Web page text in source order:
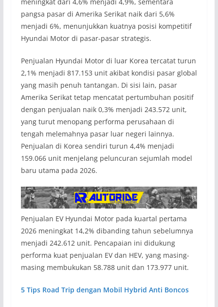
meningkat dari 4,6% menjadi 4,9%, sementara
pangsa pasar di Amerika Serikat naik dari 5,6%
menjadi 6%, menunjukkan kuatnya posisi kompetitif
Hyundai Motor di pasar-pasar strategis.
Penjualan Hyundai Motor di luar Korea tercatat turun
2,1% menjadi 817.153 unit akibat kondisi pasar global
yang masih penuh tantangan. Di sisi lain, pasar
Amerika Serikat tetap mencatat pertumbuhan positif
dengan penjualan naik 0,3% menjadi 243.572 unit,
yang turut menopang performa perusahaan di
tengah melemahnya pasar luar negeri lainnya.
Penjualan di Korea sendiri turun 4,4% menjadi
159.066 unit menjelang peluncuran sejumlah model
baru utama pada 2026.
Penjualan EV Hyundai Motor pada kuartal pertama
2026 meningkat 14,2% dibanding tahun sebelumnya
menjadi 242.612 unit. Pencapaian ini didukung
performa kuat penjualan EV dan HEV, yang masing-
masing membukukan 58.788 unit dan 173.977 unit.
5 Tips Road Trip dengan Mobil Hybrid Anti Boncos